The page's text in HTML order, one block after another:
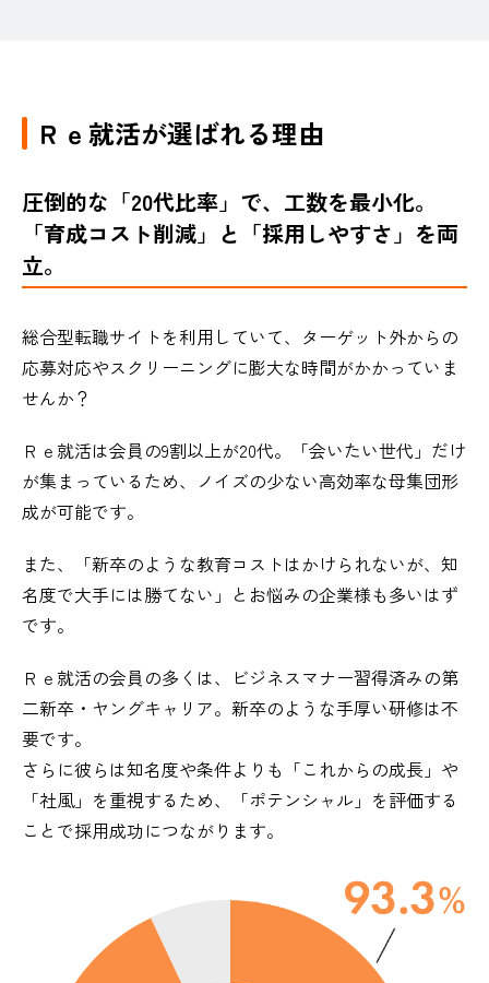
Ｒｅ就活が選ばれる理由
圧倒的な「20代比率」で、工数を最小化。
「育成コスト削減」と「採用しやすさ」を両
立。
総合型転職サイトを利用していて、ターゲット外からの
応募対応やスクリーニングに膨大な時間がかかっていま
せんか？
Ｒｅ就活は会員の9割以上が20代。「会いたい世代」だけ
が集まっているため、ノイズの少ない高効率な母集団形
成が可能です。
また、「新卒のような教育コストはかけられないが、知
名度で大手には勝てない」とお悩みの企業様も多いはず
です。
Ｒｅ就活の会員の多くは、ビジネスマナー習得済みの第
二新卒・ヤングキャリア。新卒のような手厚い研修は不
要です。
さらに彼らは知名度や条件よりも「これからの成長」や
「社風」を重視するため、「ポテンシャル」を評価する
ことで採用成功につながります。